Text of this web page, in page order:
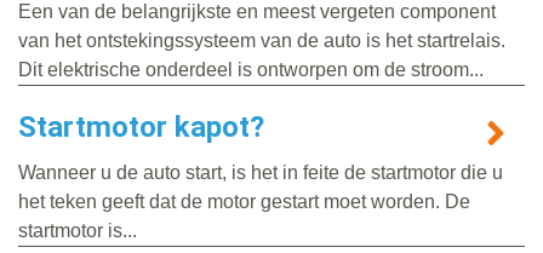
Een van de belangrijkste en meest vergeten component
van het ontstekingssysteem van de auto is het startrelais.
Dit elektrische onderdeel is ontworpen om de stroom...
Startmotor kapot?
Wanneer u de auto start, is het in feite de startmotor die u
het teken geeft dat de motor gestart moet worden. De
startmotor is...